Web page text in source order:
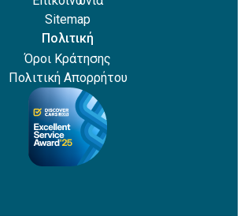
Sitemap
Πολιτική
Όροι Κράτησης
Πολιτική Απορρήτου